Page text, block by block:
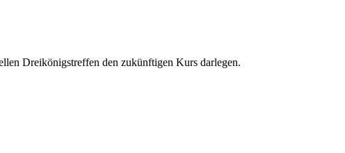
Dreikönigstreffen den zukünftigen Kurs darlegen.